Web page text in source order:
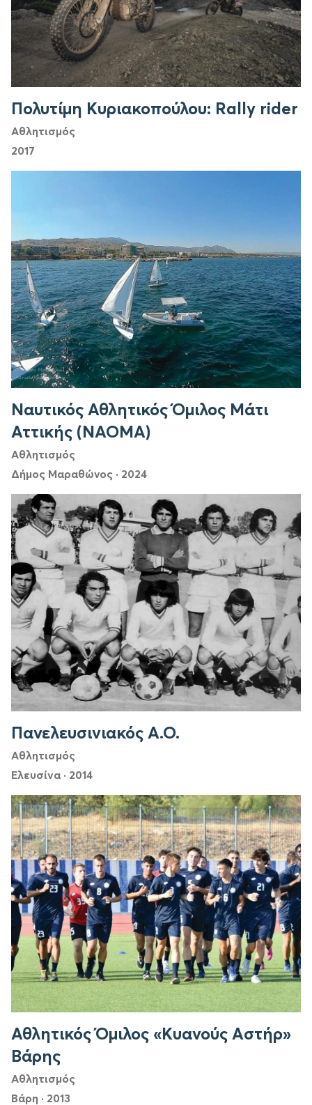
Πολυτίμη Κυριακοπούλου: Rally rider
Αθλητισμός
2017
Ναυτικός Αθλητικός Όμιλος Μάτι
Αττικής (ΝΑΟΜΑ)
Αθλητισμός
Δήμος Μαραθώνος · 2024
Πανελευσινιακός Α.Ο.
Αθλητισμός
Ελευσίνα · 2014
Αθλητικός Όμιλος «Κυανούς Αστήρ»
Βάρης
Αθλητισμός
Βάρη · 2013